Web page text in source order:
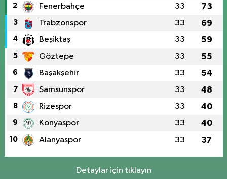
2 Fenerbahçe 33 73
3 Trabzonspor 33 69
4 Beşiktaş 33 59
5 Göztepe 33 55
6 Başakşehir 33 54
7 Samsunspor 33 48
8 Rizespor 33 40
9 Konyaspor 33 40
10 Alanyaspor 33 37
Detaylar için tıklayın